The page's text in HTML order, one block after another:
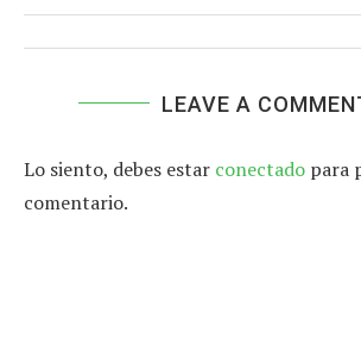
LEAVE A
Lo siento, debes estar conectado para
comentario.